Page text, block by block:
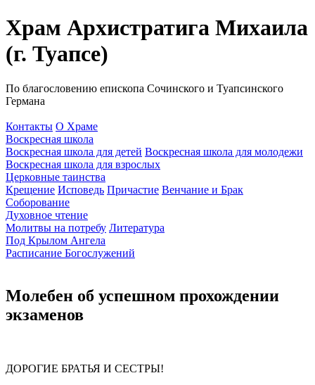
Храм Архистратига Михаила
(г. Туапсе)
По благословению епископа Сочинского и Туапсинского
Германа
Контакты О Храме
Воскресная школа
Воскресная школа для детей Воскресная школа для молодежи
Воскресная школа для взрослых
Церковные таинства
Крещение Исповедь Причастие Венчание и Брак
Соборование
Духовное чтение
Молитвы на потребу Литература
Под Крылом Ангела
Расписание Богослужений
Молебен об успешном прохождении
экзаменов
ДОРОГИЕ БРАТЬЯ И СЕСТРЫ!